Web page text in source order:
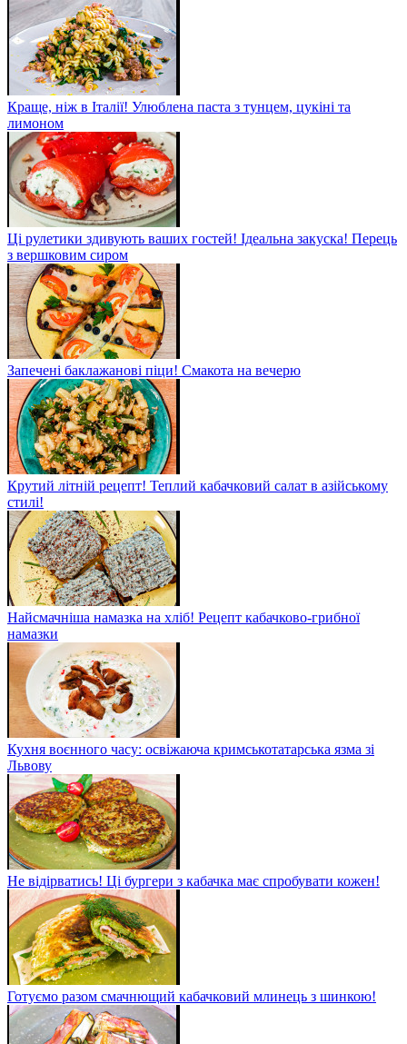
Краще, ніж в Італії! Улюблена паста з тунцем, цукіні та
лимоном
Ці рулетики здивують ваших гостей! Ідеальна закуска! Перець
з вершковим сиром
Запечені баклажанові піци! Смакота на вечерю
Крутий літній рецепт! Теплий кабачковий салат в азійському
стилі!
Найсмачніша намазка на хліб! Рецепт кабачково-грибної
намазки
Кухня воєнного часу: освіжаюча кримськотатарська язма зі
Львову
Не відірватись! Ці бургери з кабачка має спробувати кожен!
Готуємо разом смачнющий кабачковий млинець з шинкою!